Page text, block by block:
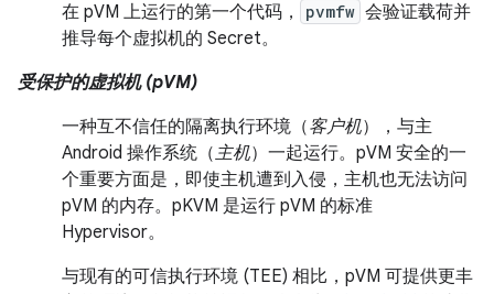
在 pVM 上运行的第一个代码，
pvmfw 会验证载荷并
推导每个虚拟机的 Secret。
受保护的虚拟机 (pVM)
一种互不信任的隔离执行环境（客户机），与主
Android 操作系统（主机）一起运行。pVM 安全的一
个重要方面是，即使主机遭到入侵，主机也无法访问
pVM 的内存。pKVM 是运行 pVM 的标准
Hypervisor。
与现有的可信执行环境 (TEE) 相比，pVM 可提供更丰